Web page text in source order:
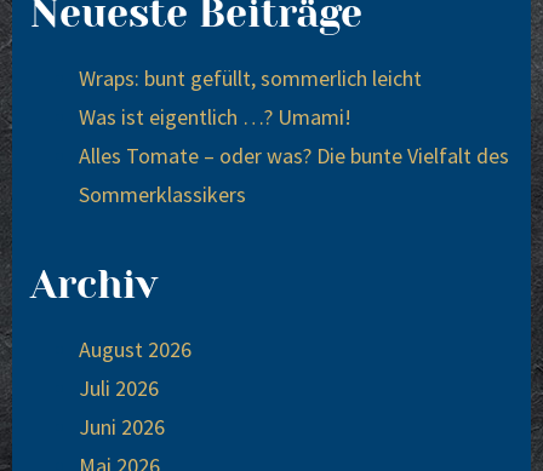
Neueste Beiträge
Wraps: bunt gefüllt, sommerlich leicht
Was ist eigentlich …? Umami!
Alles Tomate – oder was? Die bunte Vielfalt des
Sommerklassikers
Archiv
August 2026
Juli 2026
Juni 2026
Mai 2026